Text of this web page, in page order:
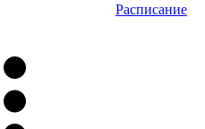
Расписание